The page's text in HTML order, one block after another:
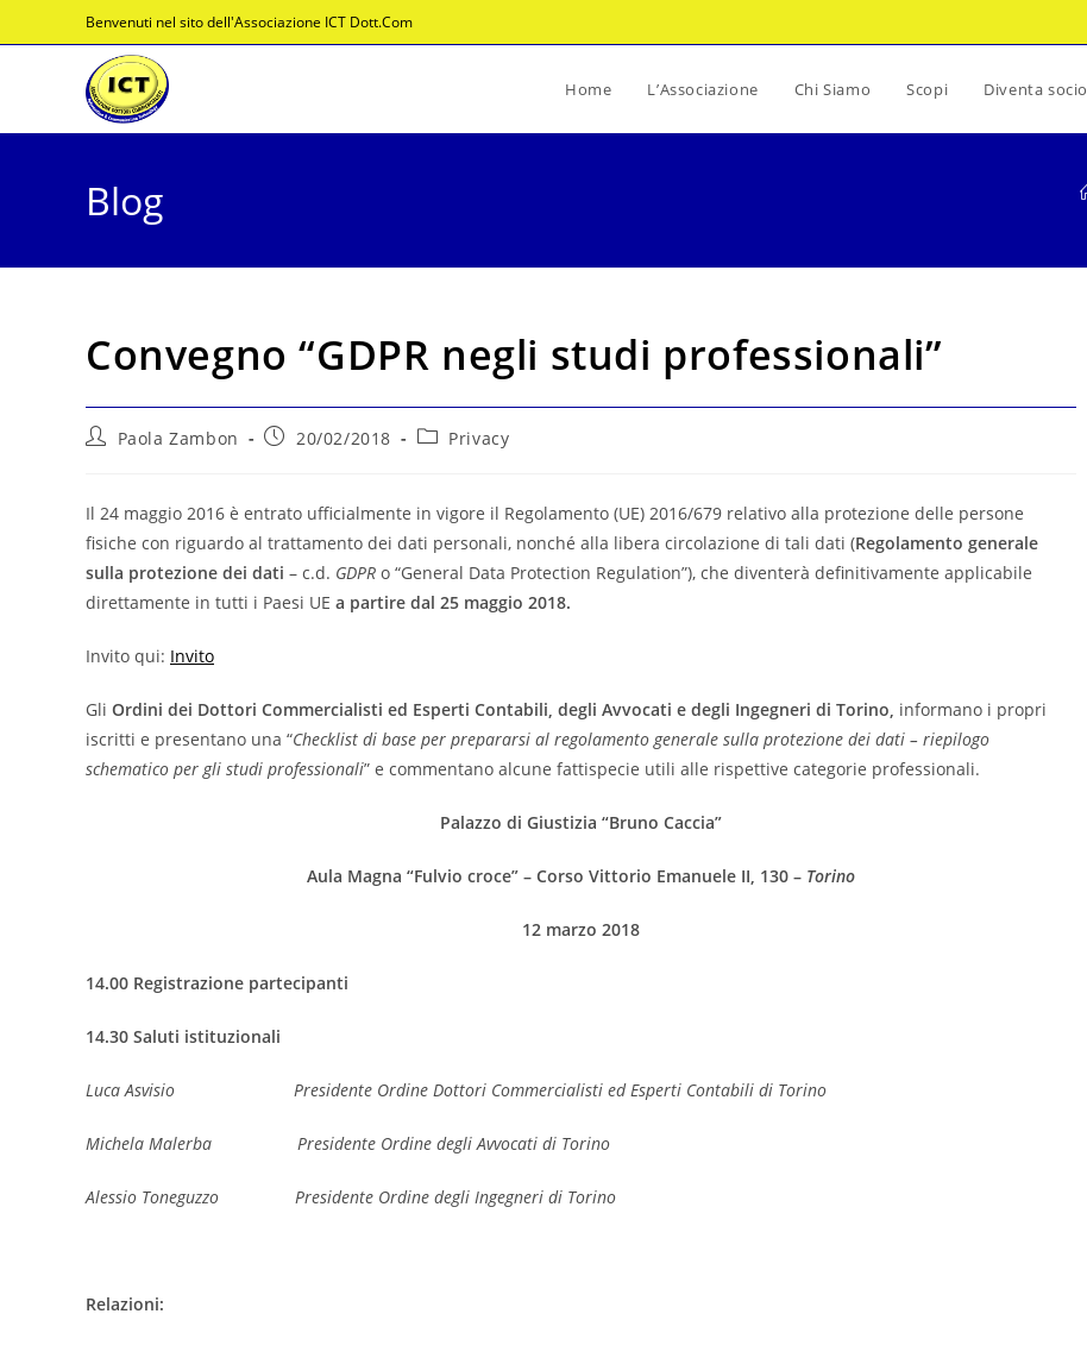
al
Benvenuti nel sito dell'Associazione ICT Dott.Com
Home L’Associazione Chi Siamo Scopi Diventa socio
Blog
Convegno “GDPR negli studi professionali”
AutorePaola Zambon
Articolo20/02/2018
Categoria
Privacy
Il 24 maggio 2016 è entrato ufficialmente in vigore il Regolamento (UE) 2016/679 relativo alla protezione delle persone
fisiche con riguardo al trattamento dei dati personali, nonché alla libera circolazione di tali dati (Regolamento generale
sulla protezione dei dati – c.d. GDPR o “General Data Protection Regulation”), che diventerà definitivamente applicabile
direttamente in tutti i Paesi UE a partire dal 25 maggio 2018.
Invito qui: Invito
Gli Ordini dei Dottori Commercialisti ed Esperti Contabili, degli Avvocati e degli Ingegneri di Torino, informano i propri
iscritti e presentano una “Checklist di base per prepararsi al regolamento generale sulla protezione dei dati – riepilogo
schematico per gli studi professionali” e commentano alcune fattispecie utili alle rispettive categorie professionali.
Palazzo di Giustizia “Bruno Caccia”
Aula Magna “Fulvio croce” – Corso Vittorio Emanuele II, 130 – Torino
12 marzo 2018
14.00 Registrazione partecipanti
14.30 Saluti istituzionali
Luca Asvisio Presidente Ordine Dottori Commercialisti ed Esperti Contabili di Torino
Michela Malerba Presidente Ordine degli Avvocati di Torino
Alessio Toneguzzo Presidente Ordine degli Ingegneri di Torino
Relazioni: